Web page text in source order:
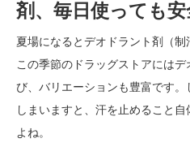
剤、毎日使っても安
夏場になるとデオドラント剤（制
この季節のドラッグストアには
び、バリエーションも豊富です
しまいますと、汗を止めること
よね。